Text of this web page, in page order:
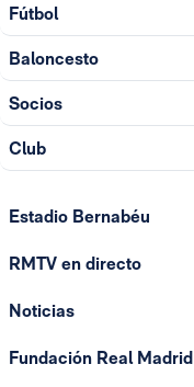
Fútbol
Baloncesto
Socios
Club
Estadio Bernabéu
RMTV en directo
Noticias
Fundación Real Madrid